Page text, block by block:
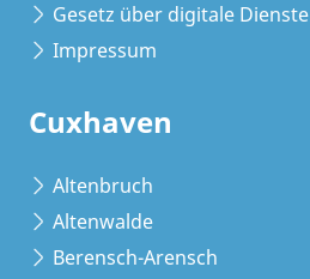
Gesetz über digitale Dienste
Impressum
Cuxhaven
Altenbruch
Altenwalde
Berensch-Arensch